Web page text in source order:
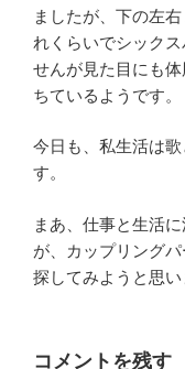
ましたが、下の左
れくらいでシック
せんが見た目にも
ちているようです。
今日も、私生活は
す。
まあ、仕事と生活
が、カップリング
探してみようと思い
コメントを残す